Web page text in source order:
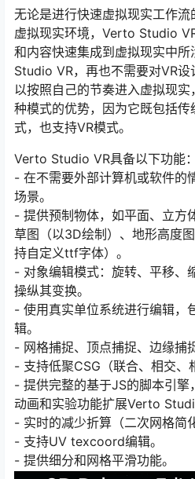
无论是进行快速虚拟现实工作
虚拟现实环境，Verto Studio
和内容快速集成到虚拟现实中
Studio VR，再也不需要对VR
以按照自己的节奏进入虚拟现
种模式的优势，因为它既包括
式，也支持VR模式。
Verto Studio VR具备以下功能：
- 在不需要外部计算机或软件的
场景。
- 提供预制物体，如平面、立方
草图（以3D绘制）、地形高度
持自定义ttf字体）。
- 对象编辑模式：旋转、平移、
操纵其变换。
- 使用真实单位系统进行编辑，
辑。
- 网格捕捉、顶点捕捉、边缘捕
- 支持低聚CSG（联合、相交、
- 提供完整的基于JS的脚本引擎
动画和实验功能扩展Verto
- 实时的减少折算（二次网格简
- 支持UV texcoord编辑。
- 提供细分和网格平滑功能。